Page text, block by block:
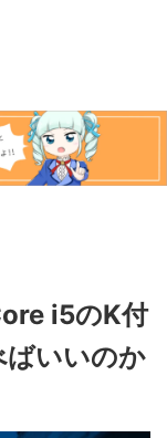
i5のK付
ばいいのか